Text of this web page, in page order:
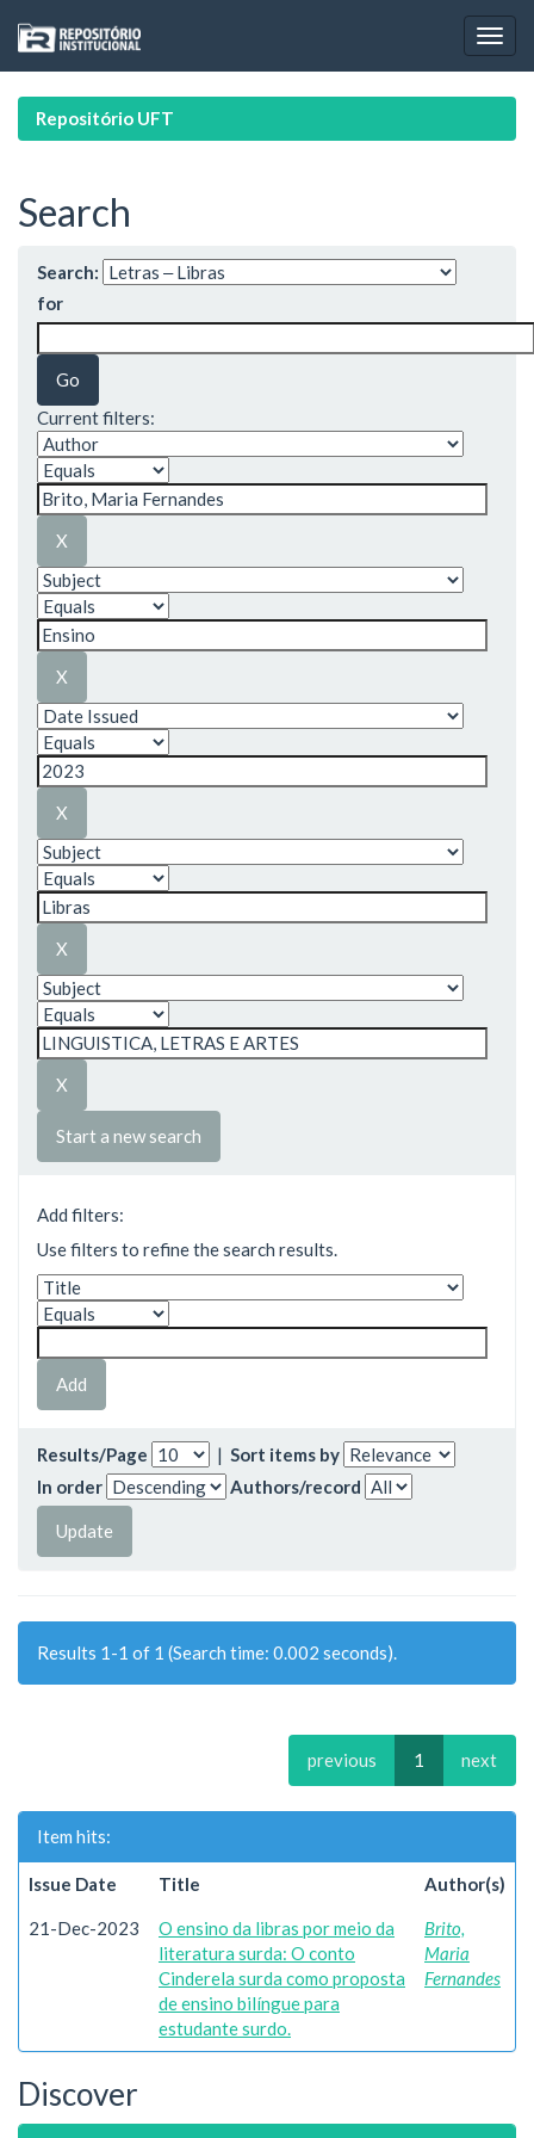
navigation
Repositório UFT
Search
Search:
for
Current filters:
Start a new search
Add filters:
Use filters to refine the search results.
Results/Page | Sort items by
In order
Authors/record
Results 1-1 of 1 (Search time: 0.002 seconds).
previous 1 next
Item hits:
Issue Date Title Author(s)
21-Dec-2023
O ensino da libras por meio da
literatura surda: O conto
Cinderela surda como proposta
de ensino bilíngue para
estudante surdo.
Brito,
Maria
Fernandes
Discover